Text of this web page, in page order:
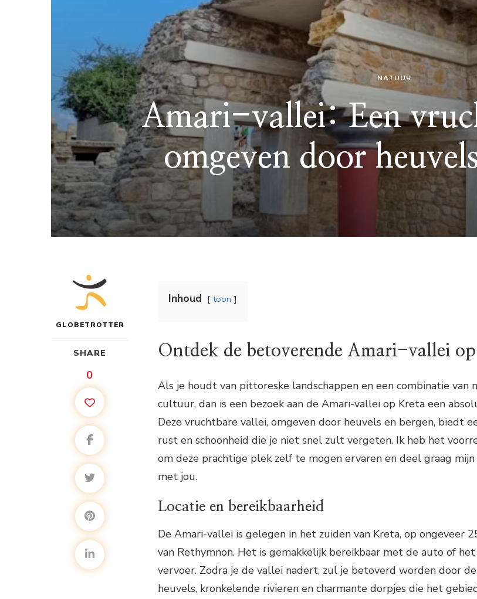
NATUUR
Amari-vallei: Een
omgeven door
GLOBETROTTER
SHARE
0
Inhoud toon
Ontdek de betoverende Amari-vallei
Als je houdt van pittoreske landschappen en een combinatie van
cultuur, dan is een bezoek aan de Amari-vallei op Kreta een
Deze vruchtbare vallei, omgeven door heuvels en bergen, biedt
rust en schoonheid die je niet snel zult vergeten. Ik heb het
om deze prachtige plek zelf te mogen ervaren en deel graag
met jou.
Locatie en bereikbaarheid
De Amari-vallei is gelegen in het zuiden van Kreta, op ongeveer
van Rethymnon. Het is gemakkelijk bereikbaar met de auto of
vervoer. Zodra je de vallei nadert, zul je betoverd worden door
heuvels, kronkelende rivieren en charmante dorpjes die het